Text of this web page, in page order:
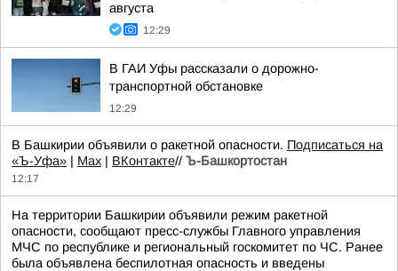
августа
12:29
В ГАИ Уфы рассказали о дорожно-
транспортной обстановке
12:29
В Башкирии объявили о ракетной опасности. Подписаться на
«Ъ-Уфа» | Max | ВКонтакте// Ъ-Башкортостан
12:17
На территории Башкирии объявили режим ракетной
опасности, сообщают пресс-службы Главного управления
МЧС по республике и региональный госкомитет по ЧС. Ранее
была объявлена беспилотная опасность и введены